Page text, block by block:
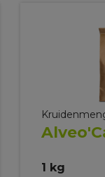
1 kg